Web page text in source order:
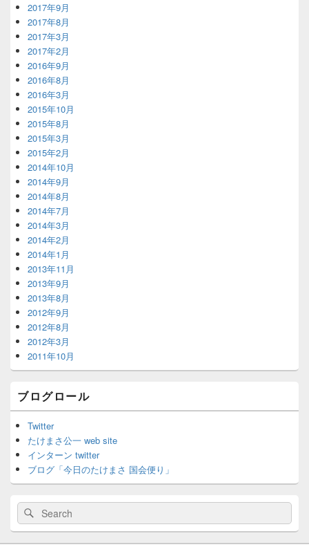
2017年9月
2017年8月
2017年3月
2017年2月
2016年9月
2016年8月
2016年3月
2015年10月
2015年8月
2015年3月
2015年2月
2014年10月
2014年9月
2014年8月
2014年7月
2014年3月
2014年2月
2014年1月
2013年11月
2013年9月
2013年8月
2012年9月
2012年8月
2012年3月
2011年10月
ブログロール
Twitter
たけまさ公一 web site
インターン twitter
ブログ「今日のたけまさ 国会便り」
Search
for:
Search